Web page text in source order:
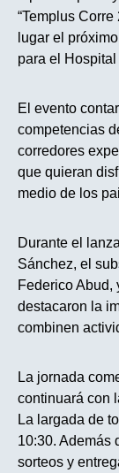
“Templus
lugar el
para el
El evento
competencias
corredores
que quieran
medio de los
Durante el
Sánchez, el
Federico Abud,
destacaron la
combinen
La jornada
continuará con
La largada de
10:30. Además
sorteos y